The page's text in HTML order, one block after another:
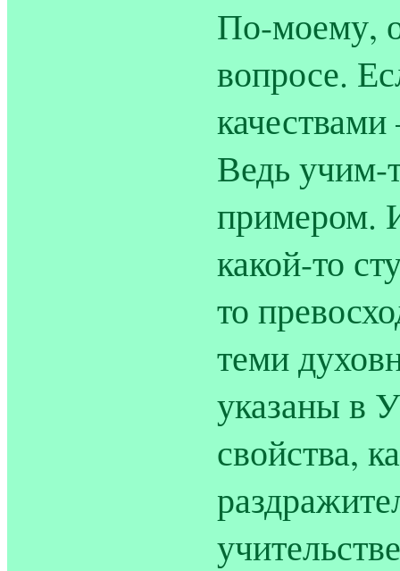
По-моему,
вопросе.
Ведь
примером.
какой-то
то
теми
указаны в
свойства,